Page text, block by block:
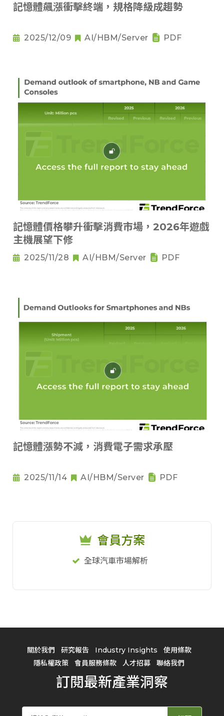
記憶體飆漲衝擊終端，規格降級成趨勢
2025/12/09 AI/HBM/Server PDF
記憶體價格攀升衝擊消費市場，2026年遊戲
主機展望下修
2025/11/28 AI/HBM/Server PDF
記憶體漲勢不減，消費電子需求承壓
2025/11/14 AI/HBM/Server PDF
會員方案
全球汽車市場解析
關於我們 研究報告 Industry Insights
使用條款
隱私權政策
會員服務條款 人才招募 聯絡我們
訂閱最新產業洞察